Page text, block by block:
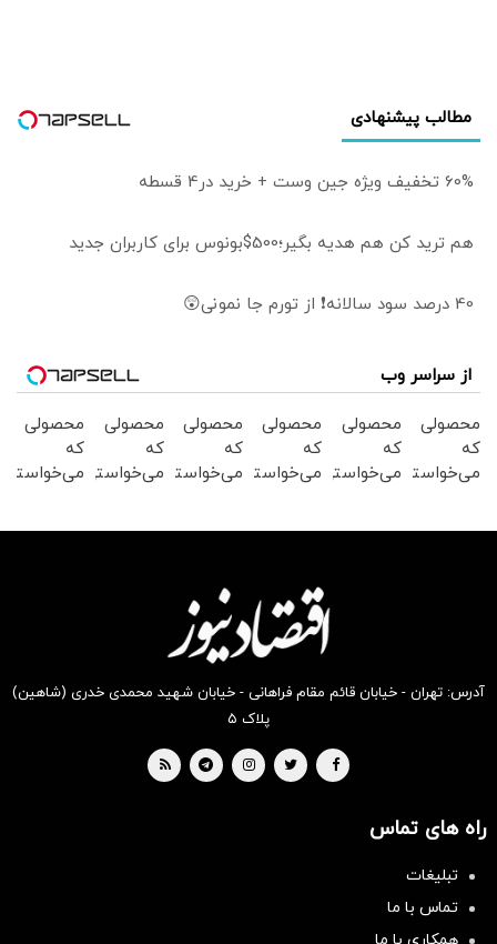
مطالب پیشنهادی
60% تخفیف ویژه جین وست + خرید در4 قسطه
هم ترید کن هم هدیه بگیر؛500$بونوس برای کاربران جدید
40 درصد سود سالانه❗ از تورم جا نمونی😲
از سراسر وب
محصولی
که
می‌خواستی
محصولی
که
می‌خواستی
محصولی
که
می‌خواستی
بخر !
محصولی
که
می‌خواستی
بخر !
محصولی
که
می‌خواستی
محصولی
که
می‌خواستی
آدرس: تهران - خیابان قائم مقام فراهانی - خیابان شهید محمدی خدری (شاهین)
پلاک ۵
راه های تماس
تبلیغات
تماس با ما